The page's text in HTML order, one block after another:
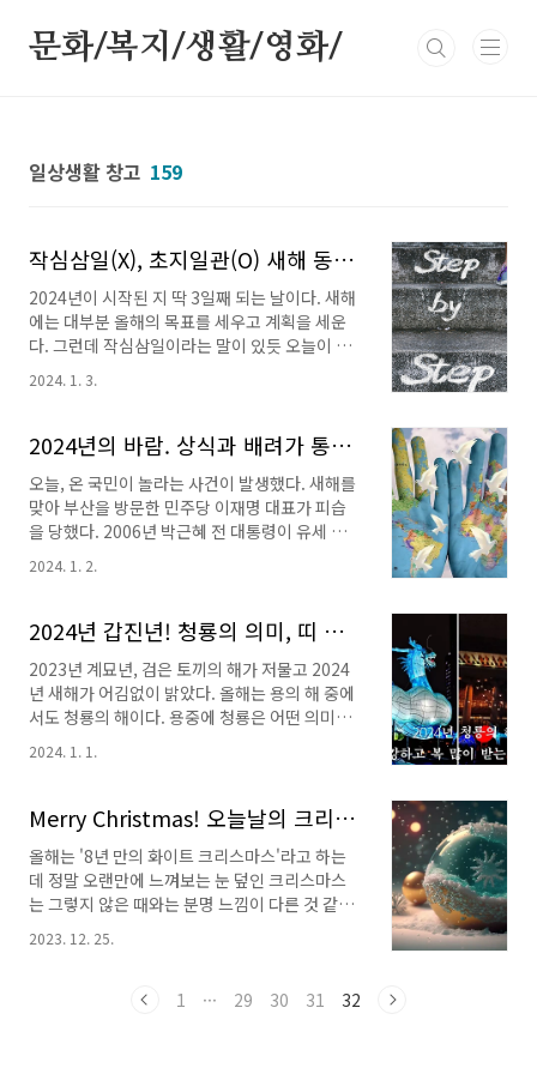
문화/복지/생활/영화/
일상생활 창고 159
작심삼일(X), 초지일관(O) 새해 동기부여 되는 글귀
2024년이 시작된 지 딱 3일째 되는 날이다. 새해
에는 대부분 올해의 목표를 세우고 계획을 세운
다. 그런데 작심삼일이라는 말이 있듯 오늘이 고
비다. 나의 목표, 계획은 2023년이 저물기 전부
터 시작되었다. 하루하루 바빴던 것 같은데, 약간
해! 새롭게 동기부여도 하고 정신도 재무장하고
여러분도 작심삼일 따위는 버리고 초지일관하시
길. 만들 작 : 作, 마음 심 : 心, 석 삼 : 三, 날 일 : 日
(결심한 마음이 삼일을 가지 못하고 느슨하게 풀
어진다.) 왜 3일이 되는 날이면 느슨해지는 걸까?
일을 해 나가..
2024. 1. 3.
2024년의 바람. 상식과 배려가 통하는 세상이 되길...
오늘, 온 국민이 놀라는 사건이 발생했다. 새해를
맞아 부산을 방문한 민주당 이재명 대표가 피습
을 당했다. 2006년 박근혜 전 대통령이 유세 도
중 커터칼로 테러당했던 사건과 2022년 7월 8일
일본의 아베 총리가 허무하게 사망했던 사건이
손상으로 혈관 재건술을 받고 회복 중이라고 한
다. 아베 총리처럼 허무하게 사망할 수도 있었다.
암살을 기도한 사건이었다. 나는 특별한 당을 지
지하는 사람도 아니고, 정치에 관심 둘 곳을 잃은
지 오래다. 그러나 이런 피습 사건은. 대상이 누구
든 절대로 절대로 있어서는 안 되는 일 아닌가!
과 극의 발언만이 난무하..
2024. 1. 2.
2024년 갑진년! 청룡의 의미, 띠 동물과 색깔의 조합 근거
2023년 계묘년, 검은 토끼의 해가 저물고 2024
년 새해가 어김없이 밝았다. 올해는 용의 해 중에
서도 청룡의 해이다. 용중에 청룡은 어떤 의미가
있으며 우리가 해마다 띠 동물과 색깔을 조합하
는 건 어떤 근거에 의한 것인지 알아보자.그에 앞
발전하는 한 해가 되었으면 좋겠고, 행복한 세상
이 되었으면 좋겠다.2025년 삼재띠와 복삼재, 악
삼재!☞ 2025년의 삼재띠를 미리 알아보고 준비
하자. 제목청룡의 의미띠 동물과 색깔의 조합 청
룡의 의미갑진년(甲辰年)은 청룡, 푸른 용의 해
이다. 용은 비와 물의 상징물로 여겨졌으며 청룡
유일하게 실제로 존재하지 않는 상상의 ..
2024. 1. 1.
Merry Christmas! 오늘날의 크리스마스와 휴일 지정은 언제부터?
올해는 '8년 만의 화이트 크리스마스'라고 하는
데 정말 오랜만에 느껴보는 눈 덮인 크리스마스
는 그렇지 않은 때와는 분명 느낌이 다른 것 같
날'이 대체공휴일로 지정되었는데, 이번에는 5일
다. 그런데 크리스마스는 언제부터 공휴일이 된
2023. 12. 25.
1 ··· 29 30 31 32